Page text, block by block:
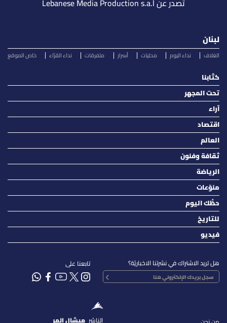
تصدر عن Lebanese Media Production s.a.l
لبنان
الغلاف نداء اليوم محليات أسرار متفرقات نداء القرّاء خاص الموقع
كتّابنا
تحت المجهر
آراء
اقتصاد
العالم
ثقافة وفنون
الرياضة
منوّعات
حظّك اليوم
للتاريخ
فيديو
هل تريد الاشتراك في نشرتنا الاخباريّة؟ تابعنا على
الناشر ميشال المر